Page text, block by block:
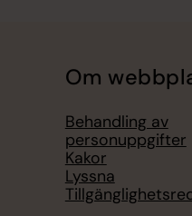
Om
Behandling av
personuppgifter
Kakor
Lyssna